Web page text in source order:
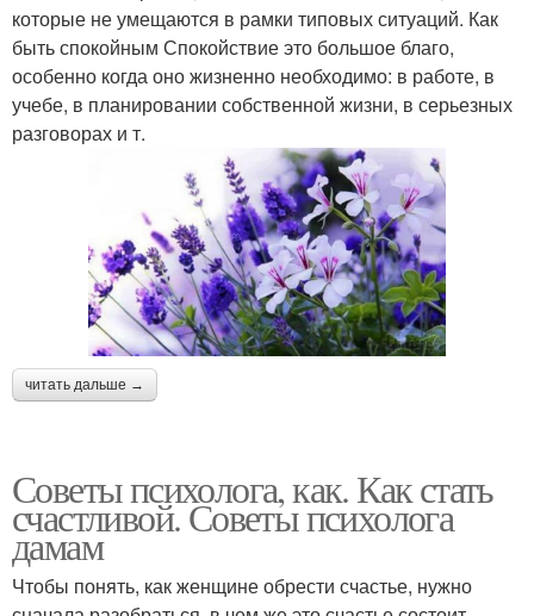
которые не умещаются в рамки типовых ситуаций. Как
быть спокойным Спокойствие это большое благо,
особенно когда оно жизненно необходимо: в работе, в
учебе, в планировании собственной жизни, в серьезных
разговорах и т.
читать дальше →
Советы психолога, как. Как стать
счастливой. Советы психолога
дамам
Чтобы понять, как женщине обрести счастье, нужно